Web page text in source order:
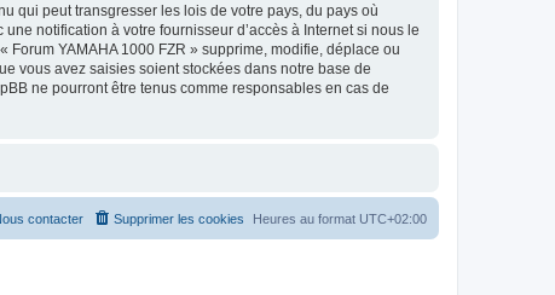
qui peut transgresser les lois de votre pays, du pays où
notification à votre fournisseur d’accès à Internet si nous le
YAMAHA 1000 FZR » supprime, modifie, déplace ou
vous avez saisies soient stockées dans notre base de
ne pourront être tenus comme responsables en cas de
Heures au format UTC+02:00
Supprimer les cookies
contacter